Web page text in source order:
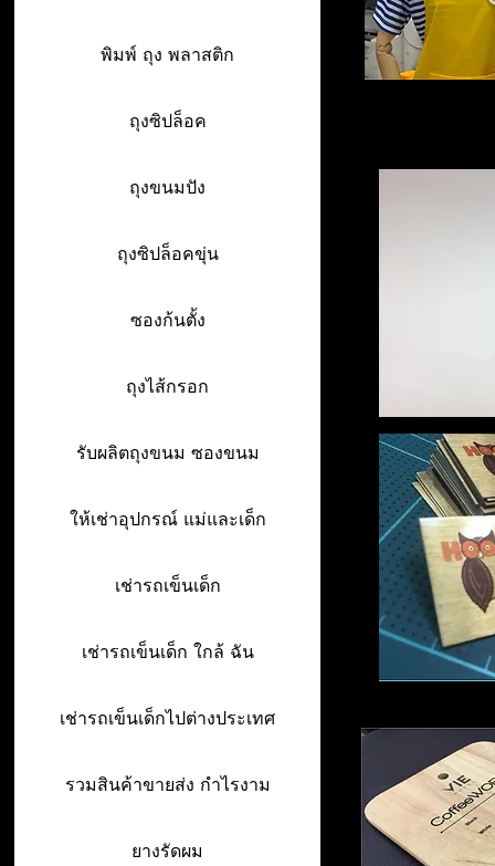
พิมพ์ ถุง พลาสติก
ถุงซิปล็อค
ถุงขนมปัง
ถุงซิปล็อคขุ่น
ซองก้นตั้ง
ถุงไส้กรอก
รับผลิตถุงขนม ซองขนม
ให้เช่าอุปกรณ์ แม่และเด็ก
เช่ารถเข็นเด็ก
เช่ารถเข็นเด็ก ใกล้ ฉัน
เช่ารถเข็นเด็กไปต่างประเทศ
รวมสินค้าขายส่ง กำไรงาม
ยางรัดผม